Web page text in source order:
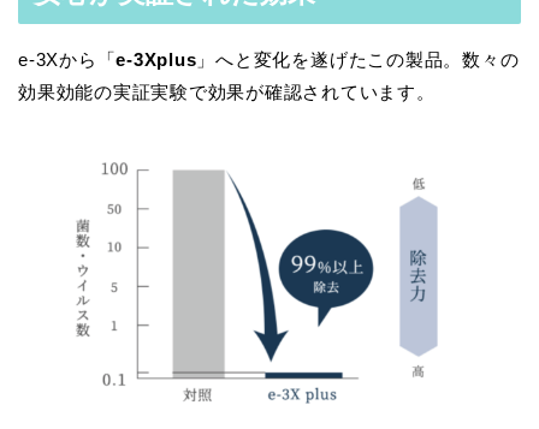
e-3Xから「e-3Xplus 」へと変化を遂げたこの製品。数々の
効果効能の実証実験で効果が確認されています。